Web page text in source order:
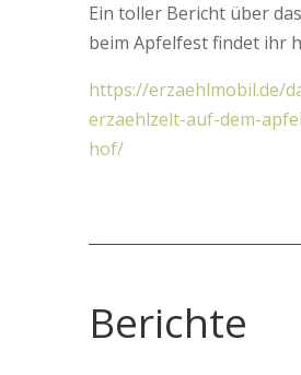
Ein toller Bericht über
beim Apfelfest findet ihr
https://erzaehlmobil.de/
erzaehlzelt-auf-dem-
hof/
Berichte